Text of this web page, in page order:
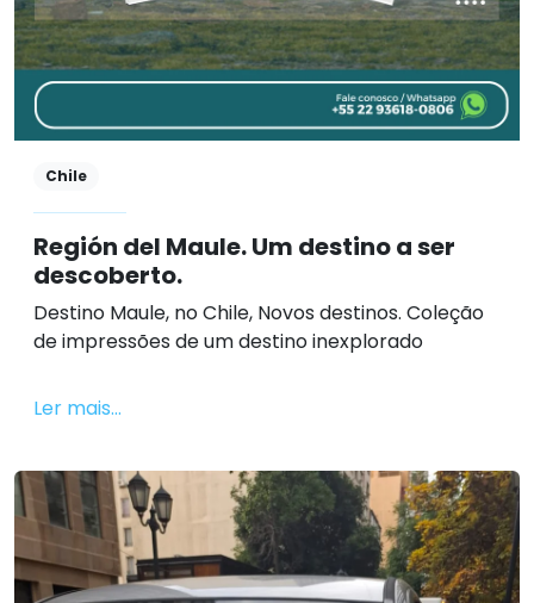
Chile
Región del Maule. Um destino a ser
descoberto.
Destino Maule, no Chile, Novos destinos. Coleção
de impressões de um destino inexplorado
Ler mais...